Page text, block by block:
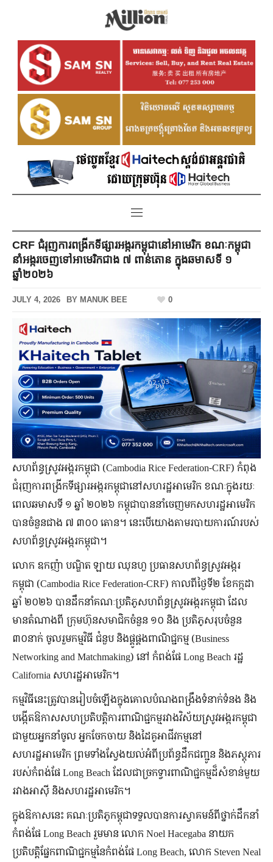
CRF ជំរុញការពង្រីកទីផ្សារអង្ករកម្ពុជានៅអាមេរិក ខណៈកម្ពុជា
នាំអង្ករចេញទៅអាមេរិកជាង ៧ ពាន់តោន ក្នុងឆមាសទី ១
ឆ្នាំ២០២៦
JULY 4, 2026 BY MANUK BEE 0
សហព័ន្ធស្រូវអង្ករកម្ពុជា (Cambodia Rice Federation-CRF) កំពុង
ជំរុញការពង្រីកទីផ្សារអង្ករកម្ពុជានៅសហរដ្ឋអាមេរិក ខណៈក្នុងរយៈ
ពេលឆមាសទី ១ ឆ្នាំ ២០២៦ កម្ពុជាបាននាំចេញមកសហរដ្ឋអាមេរិក
បានចំនួនជាង ៧ ៣០០ តោន។ នេះបើយោងតាមរបាយការណ៍របស់
សហព័ន្ធស្រូវអង្ករកម្ពុជា។
លោក ឧកញ៉ា បណ្ឌិត ឡាយ ឈុនហួ ប្រធានសហព័ន្ធស្រូវអង្ករ
កម្ពុជា (Cambodia Rice Federation-CRF) កាលពីថ្ងៃទី២ ខែកក្កដា
ឆ្នាំ ២០២៦ បានដឹកនាំគណៈប្រតិភូសហព័ន្ធស្រូវអង្ករកម្ពុជា ដែល
មានតំណាងពី ក្រុមហ៊ុនសមាជិកចំនួន ១០ និង ប្រតិភូសរុបចំនួន
៣០នាក់ ចូលរួមកម្មវិធី ជំនួប និងផ្គូផ្គងពាណិជ្ជកម្ម (Business
Networking and Matchmaking) នៅ កំពង់ផែ Long Beach រដ្ឋ
California សហរដ្ឋអាមេរិក។
កម្មវិធីនេះត្រូវបានរៀបចំឡើងក្នុងគោលបំណងពង្រឹងទំនាក់ទំនង និង
បង្កើតឱកាសសហប្រតិបត្តិការពាណិជ្ជកម្មរវាងវិស័យស្រូវអង្ករកម្ពុជា
ជាមួយអ្នកនាំចូល អ្នកចែកចាយ និងដៃគូអាជីវកម្មនៅ
សហរដ្ឋអាមេរិក ព្រមទាំងស្វែងយល់អំពីប្រព័ន្ធដឹកជញ្ជូន និងភស្តុភារ
របស់កំពង់ផែ Long Beach ដែលជាច្រកទ្វារពាណិជ្ជកម្មដ៏សំខាន់មួយ
រវាងអាស៊ី និងសហរដ្ឋអាមេរិក។
ក្នុងឱកាសនេះ គណៈប្រតិភូកម្ពុជាទទួលបានការស្វាគមន៍ពីថ្នាក់ដឹកនាំ
កំពង់ផែ Long Beach រួមមាន លោក Noel Hacegaba នាយក
ប្រតិបត្តិផ្នែកពាណិជ្ជកម្មនៃកំពង់ផែ Long Beach, លោក Steven Neal